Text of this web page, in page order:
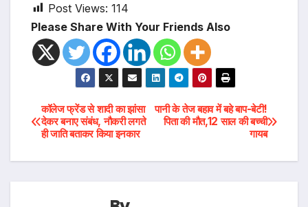
Post Views: 114
Please Share With Your Friends Also
Post
navigation
पानी के तेज बहाव में बहे बाप-बेटी!
पिता की मौत,12 साल की बच्ची
गायब
कॉलेज फ्रेंड से शादी का झांसा
देकर बनाए संबंध, नौकरी लगते
ही जाति बताकर किया इनकार